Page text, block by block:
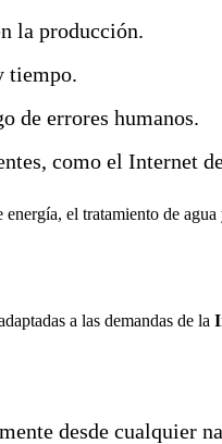
la producción.
tiempo.
de errores humanos.
como el Internet
el tratamiento de
a las demandas de la
desde cualquier